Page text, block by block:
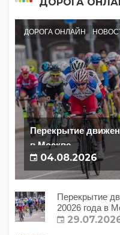
ДОРОГА
ДОРОГА ОНЛАЙН
Перекрытие
в Москве
04.08.2026
Перекрытие
20026 года в